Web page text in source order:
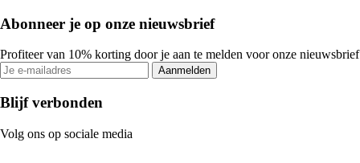
Abonneer je op onze nieuwsbrief
Profiteer van 10% korting door je aan te melden voor onze nieuwsbrief
Aanmelden
Blijf verbonden
Volg ons op sociale media